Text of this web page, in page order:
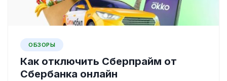
ОБЗОРЫ
Как отключить Сберпрайм от
Сбербанка онлайн